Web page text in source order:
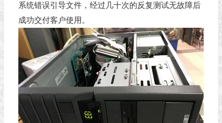
系统错误引导文件，经过几十次的反复测试无故障后
成功交付客户使用。